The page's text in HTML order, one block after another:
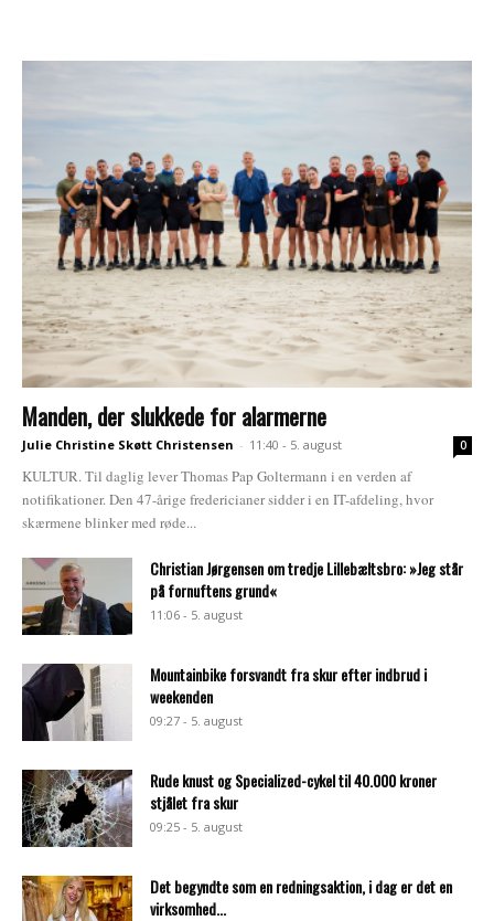
Manden, der slukkede for alarmerne
Julie Christine Skøtt Christensen - 11:40 - 5. august 0
KULTUR. Til daglig lever Thomas Pap Goltermann i en verden af
notifikationer. Den 47-årige fredericianer sidder i en IT-afdeling, hvor
skærmene blinker med røde...
Christian Jørgensen om tredje Lillebæltsbro: »Jeg står
på fornuftens grund«
11:06 - 5. august
Mountainbike forsvandt fra skur efter indbrud i
weekenden
09:27 - 5. august
Rude knust og Specialized-cykel til 40.000 kroner
stjålet fra skur
09:25 - 5. august
Det begyndte som en redningsaktion, i dag er det en
virksomhed...